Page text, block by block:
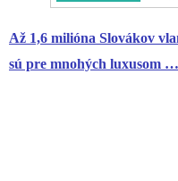
Až 1,6 milióna Slovákov
sú pre mnohých luxusom